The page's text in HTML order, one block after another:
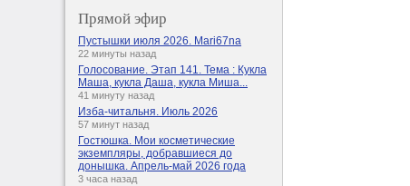
Прямой эфир
Пустышки июля 2026. Mari67na
22 минуты назад
Голосование. Этап 141. Тема : Кукла
Маша, кукла Даша, кукла Миша...
41 минуту назад
Изба-читальня. Июль 2026
57 минут назад
Гостюшка. Мои косметические
экземпляры, добравшиеся до
донышка. Апрель-май 2026 года
3 часа назад